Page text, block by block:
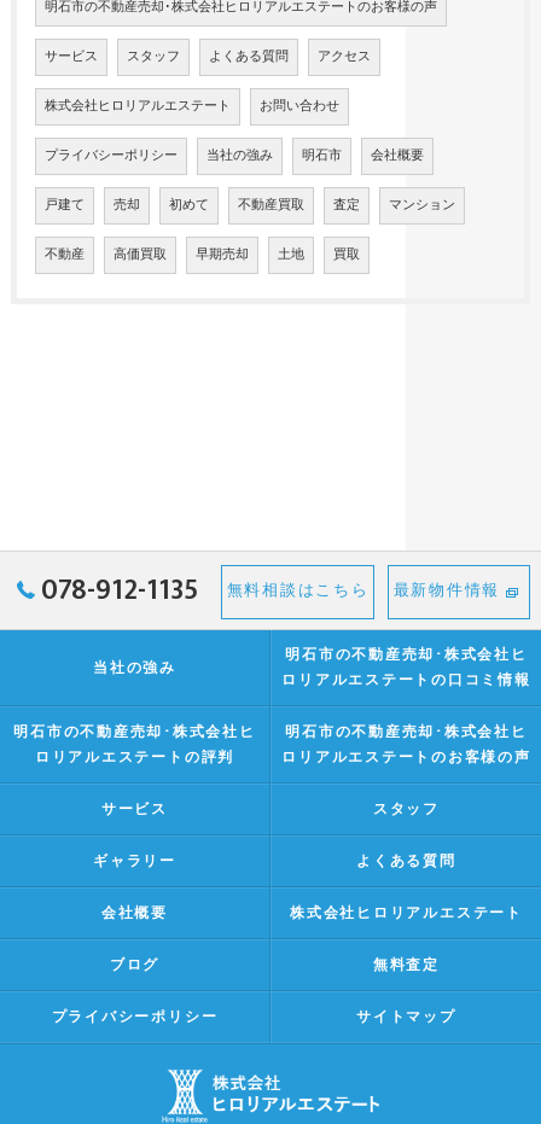
明石市の不動産売却･株式会社ヒロリアルエステートのお客様の声
サービス スタッフ よくある質問 アクセス
株式会社ヒロリアルエステート お問い合わせ
プライバシーポリシー 当社の強み 明石市 会社概要
戸建て 売却 初めて 不動産買取 査定 マンション
不動産 高価買取 早期売却 土地 買取
078-912-1135 無料相談はこちら 最新物件情報
当社の強み
明石市の不動産売却･株式会社ヒ
ロリアルエステートの口コミ情報
明石市の不動産売却･株式会社ヒ
ロリアルエステートの評判
明石市の不動産売却･株式会社ヒ
ロリアルエステートのお客様の声
サービス スタッフ
ギャラリー よくある質問
会社概要 株式会社ヒロリアルエステート
ブログ 無料査定
プライバシーポリシー サイトマップ